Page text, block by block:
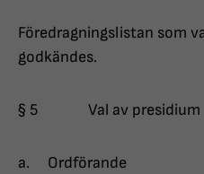
Föredragningslistan som
godkändes.
§ 5 Val av presidium
a. Ordförande